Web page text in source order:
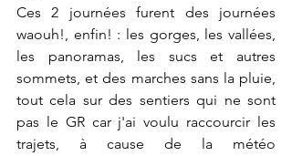
Ces 2 journées furent des journées
waouh!, enfin! : les gorges, les vallées,
les panoramas, les sucs et autres
sommets, et des marches sans la pluie,
tout cela sur des sentiers qui ne sont
pas le GR car j'ai voulu raccourcir les
trajets, à cause de la météo